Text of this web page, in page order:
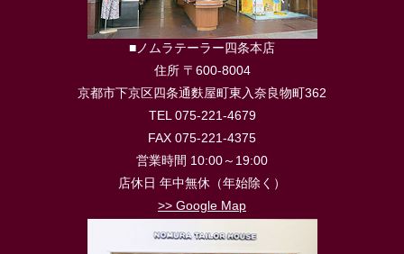
■ノムラテーラー四条本店
住所 〒600-8004
京都市下京区四条通麩屋町東入奈良物町362
TEL 075-221-4679
FAX 075-221-4375
営業時間 10:00～19:00
店休日 年中無休（年始除く）
>> Google Map